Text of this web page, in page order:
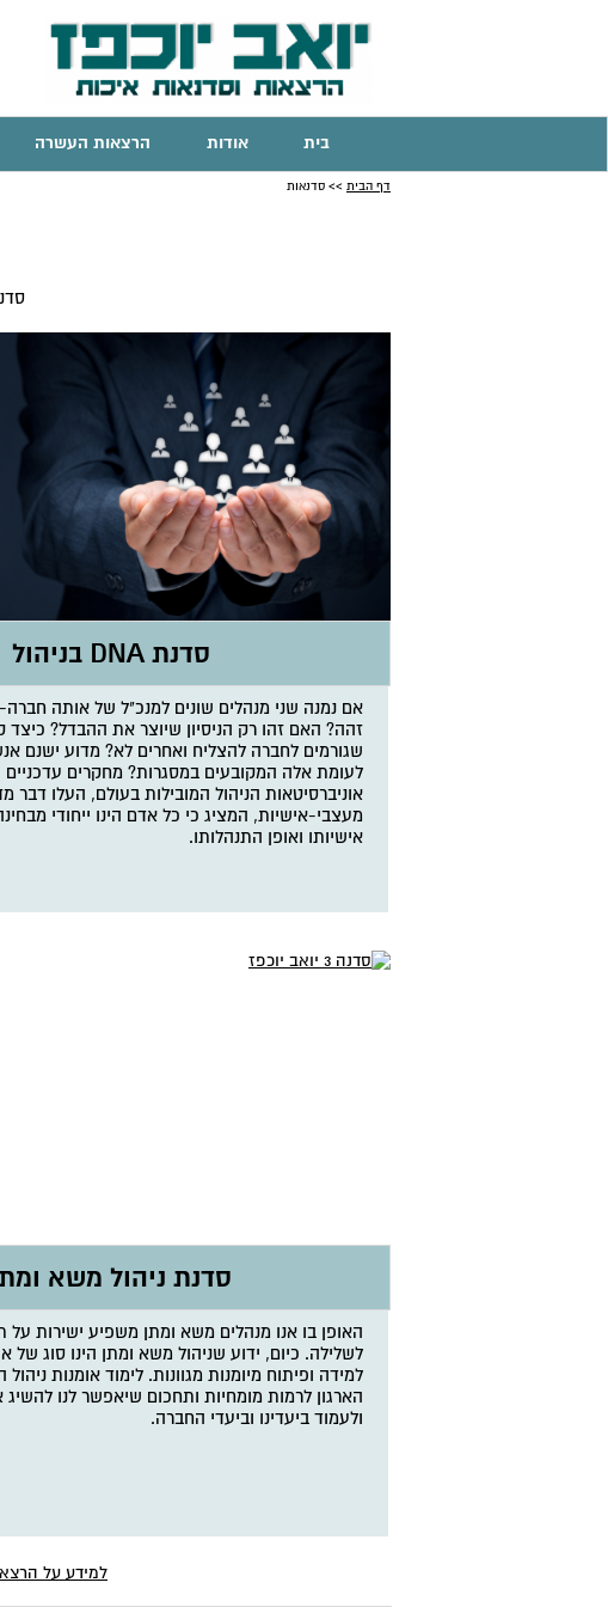
בית אודות הרצאות העשרה
דף הבית >> סדנאות
סדנת DNA בניהול
אם נמנה שני מנהלים שונים למנכ"ל של אותה
זהה? האם זהו רק הניסיון שיוצר את ההבדל? כיצד
שגורמים לחברה להצליח ואחרים לא? מדוע ישנם
לעומת אלה המקובעים במסגרות? מחקרים עדכניים
אוניברסיטאות הניהול המובילות בעולם, העלו דבר
מעצבי-אישיות, המציג כי כל אדם הינו ייחודי
אישיותו ואופן התנהלותו.
למידע על
סדנת ניהול משא
האופן בו אנו מנהלים משא ומתן משפיע ישירות על
לשלילה. כיום, ידוע שניהול משא ומתן הינו סוג של
למידה ופיתוח מיומנות מגוונות. לימוד אומנות
הארגון לרמות מומחיות ותחכום שיאפשר לנו להשיג
ולעמוד ביעדינו וביעדי החברה.